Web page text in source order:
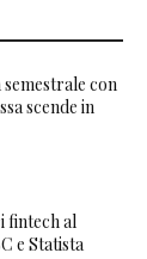
semestrale con
scende in
fintech al
e Statista